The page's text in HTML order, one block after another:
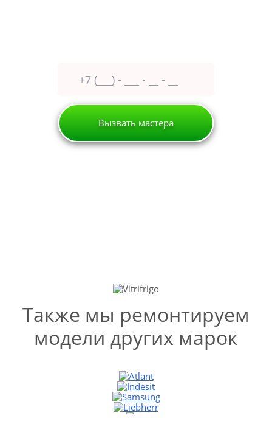
Вызвать мастера
УЗНАТЬ СТОИМОСТЬ
Выезд и диагностика
БЕСПЛАТНО *
Также мы ремонтируем
модели других марок